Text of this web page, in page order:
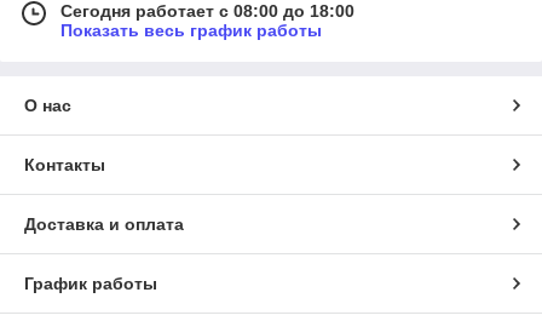
Сегодня работает с 08:00 до 18:00
Показать весь график работы
О нас
Контакты
Доставка и оплата
График работы